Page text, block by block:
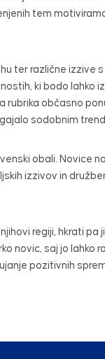
tem
ter različne izzive
ki bodo lahko
občasno
sodobnim
obali. Novice
izzivov in
regiji, hkrati pa
novic, saj jo lahko
pozitivnih